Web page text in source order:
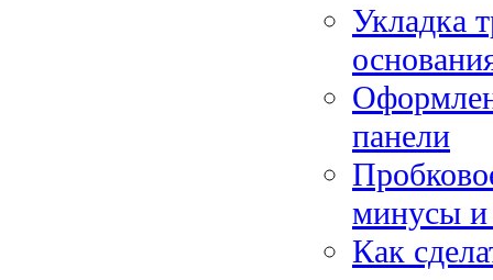
Укладка
панели
минусы
Как